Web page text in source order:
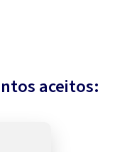
aceitos: